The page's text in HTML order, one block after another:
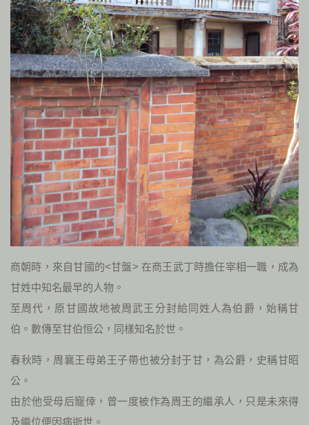
商朝時，來自甘國的<甘盤> 在商王武丁時擔任宰相一職，成為
甘姓中知名最早的人物。
至周代，原甘國故地被周武王分封給同姓人為伯爵，始稱甘
伯。數傳至甘伯恒公，同樣知名於世。
春秋時，周襄王母弟王子帶也被分封于甘，為公爵，史稱甘昭
公。
由於他受母后寵倖，曾一度被作為周王的繼承人，只是未來得
及繼位便因病逝世。